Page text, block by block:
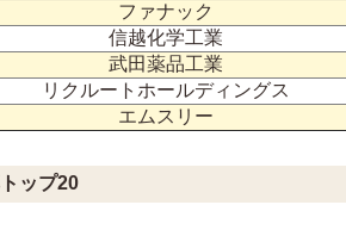
ファナック
信越化学工業
武田薬品工業
リクルートホールディングス
エムスリー
ップ20